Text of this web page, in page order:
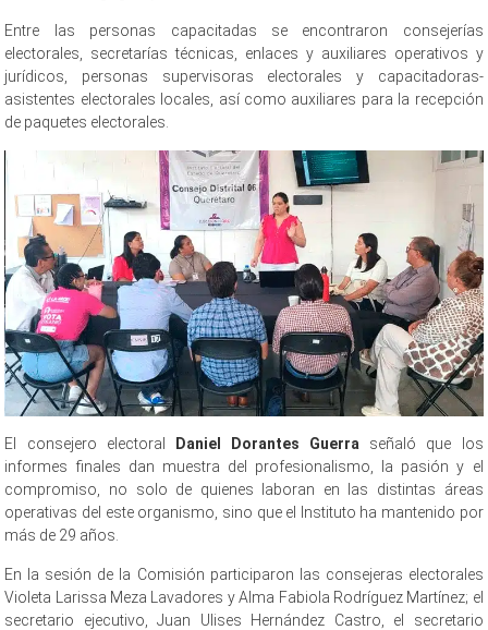
Entre las personas capacitadas se encontraron consejerías
electorales, secretarías técnicas, enlaces y auxiliares operativos y
jurídicos, personas supervisoras electorales y capacitadoras-
asistentes electorales locales, así como auxiliares para la recepción
de paquetes electorales.
El consejero electoral Daniel Dorantes Guerra señaló que los
informes finales dan muestra del profesionalismo, la pasión y el
compromiso, no solo de quienes laboran en las distintas áreas
operativas del este organismo, sino que el Instituto ha mantenido por
más de 29 años.
En la sesión de la Comisión participaron las consejeras electorales
Violeta Larissa Meza Lavadores y Alma Fabiola Rodríguez Martínez; el
secretario ejecutivo, Juan Ulises Hernández Castro, el secretario